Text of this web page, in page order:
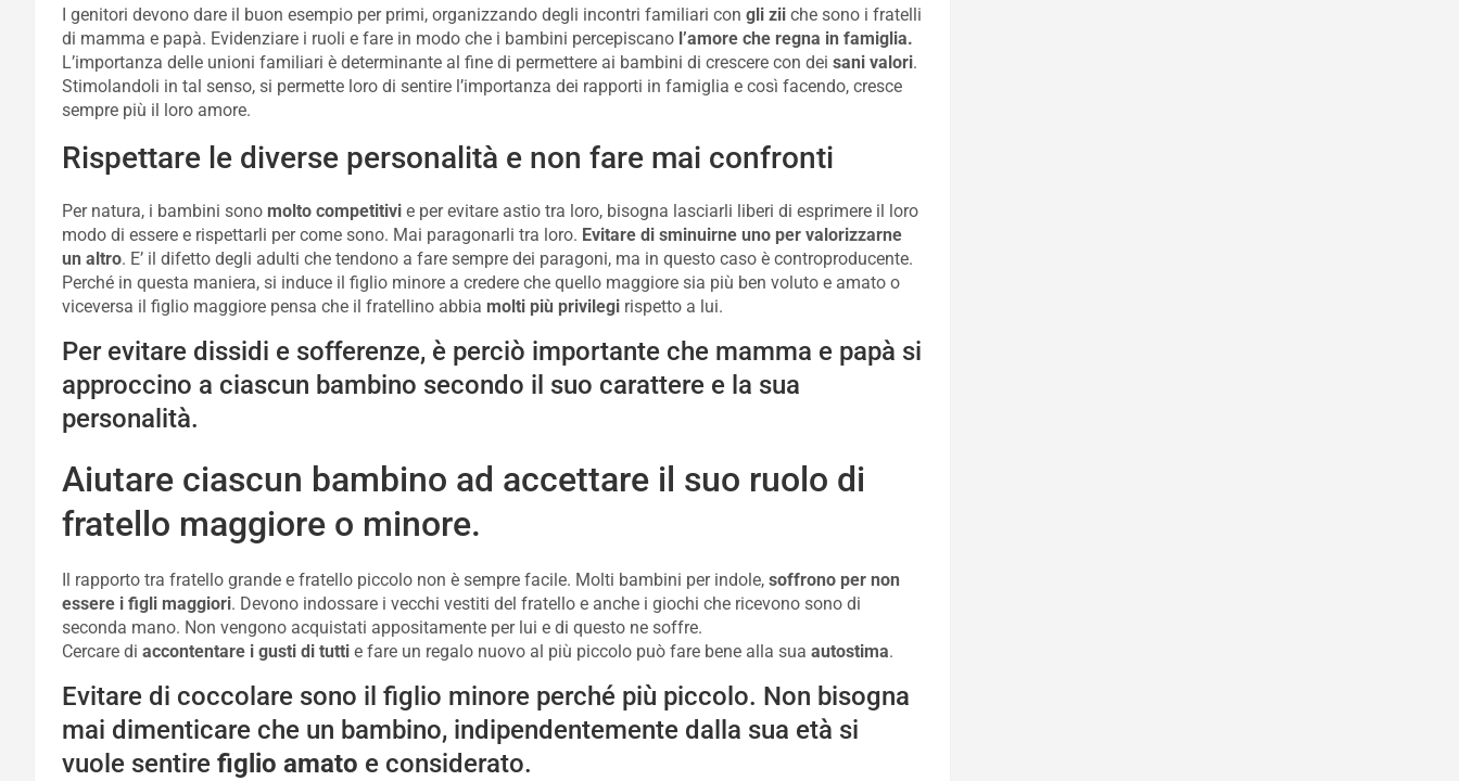
I genitori devono dare il buon esempio per primi, organizzando degli incontri familiari con gli zii che sono i fratelli
di mamma e papà. Evidenziare i ruoli e fare in modo che i bambini percepiscano l’amore che regna in famiglia.
L’importanza delle unioni familiari è determinante al fine di permettere ai bambini di crescere con dei sani valori.
Stimolandoli in tal senso, si permette loro di sentire l’importanza dei rapporti in famiglia e così facendo, cresce
sempre più il loro amore.
Rispettare le diverse personalità e non fare mai confronti
Per natura, i bambini sono molto competitivi e per evitare astio tra loro, bisogna lasciarli liberi di esprimere il loro
modo di essere e rispettarli per come sono. Mai paragonarli tra loro. Evitare di sminuirne uno per valorizzarne
un altro. E’ il difetto degli adulti che tendono a fare sempre dei paragoni, ma in questo caso è controproducente.
Perché in questa maniera, si induce il figlio minore a credere che quello maggiore sia più ben voluto e amato o
viceversa il figlio maggiore pensa che il fratellino abbia molti più privilegi rispetto a lui.
Per evitare dissidi e sofferenze, è perciò importante che mamma e papà si
approccino a ciascun bambino secondo il suo carattere e la sua
personalità.
Aiutare ciascun bambino ad accettare il suo ruolo di
fratello maggiore o minore.
Il rapporto tra fratello grande e fratello piccolo non è sempre facile. Molti bambini per indole, soffrono per non
essere i figli maggiori. Devono indossare i vecchi vestiti del fratello e anche i giochi che ricevono sono di
seconda mano. Non vengono acquistati appositamente per lui e di questo ne soffre.
Cercare di accontentare i gusti di tutti e fare un regalo nuovo al più piccolo può fare bene alla sua autostima.
Evitare di coccolare sono il figlio minore perché più piccolo. Non bisogna
mai dimenticare che un bambino, indipendentemente dalla sua età si
vuole sentire figlio amato e considerato.